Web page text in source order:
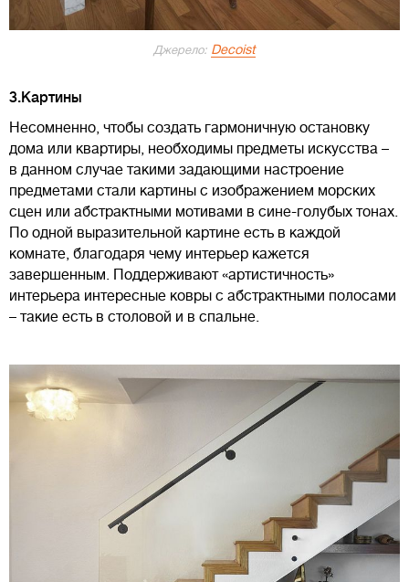
Джерело: Decoist
3.Картины
Несомненно, чтобы создать гармоничную остановку
дома или квартиры, необходимы предметы искусства –
в данном случае такими задающими настроение
предметами стали картины с изображением морских
сцен или абстрактными мотивами в сине-голубых тонах.
По одной выразительной картине есть в каждой
комнате, благодаря чему интерьер кажется
завершенным. Поддерживают «артистичность»
интерьера интересные ковры с абстрактными полосами
– такие есть в столовой и в спальне.